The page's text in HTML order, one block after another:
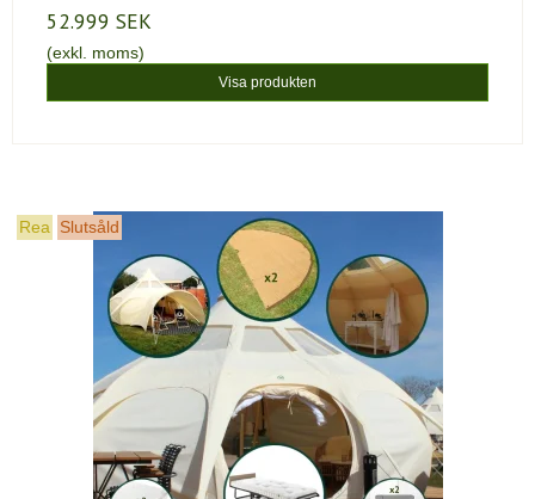
52.999 SEK
(exkl. moms)
Visa produkten
Rea Slutsåld